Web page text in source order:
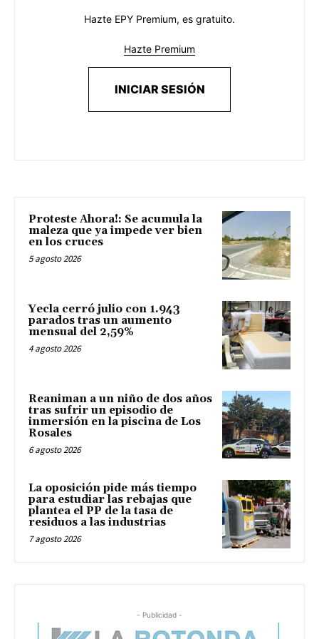
Hazte EPY Premium, es gratuito.
Hazte Premium
INICIAR SESIÓN
Proteste Ahora!: Se acumula la
maleza que ya impede ver bien
en los cruces
5 agosto 2026
Yecla cerró julio con 1.943
parados tras un aumento
mensual del 2,59%
4 agosto 2026
Reaniman a un niño de dos años
tras sufrir un episodio de
inmersión en la piscina de Los
Rosales
6 agosto 2026
La oposición pide más tiempo
para estudiar las rebajas que
plantea el PP de la tasa de
residuos a las industrias
7 agosto 2026
- Publicidad -